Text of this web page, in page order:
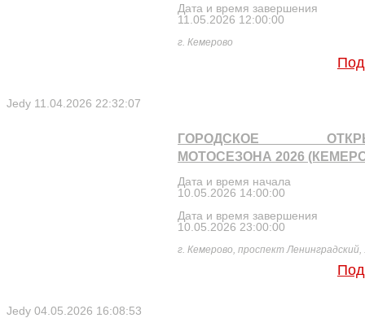
Дата и время завершения
11.05.2026 12:00:00
г. Кемерово
Jedy 11.04.2026 22:32:07
ГОРОДСКОЕ
МОТОСЕЗОНА 2026
Дата и время начала
10.05.2026 14:00:00
Дата и время завершения
10.05.2026 23:00:00
г. Кемерово, проспект Ленинградский,
Jedy 04.05.2026 16:08:53